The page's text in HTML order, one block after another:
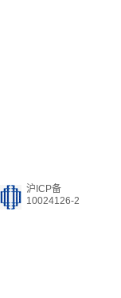
沪ICP备
10024126-2